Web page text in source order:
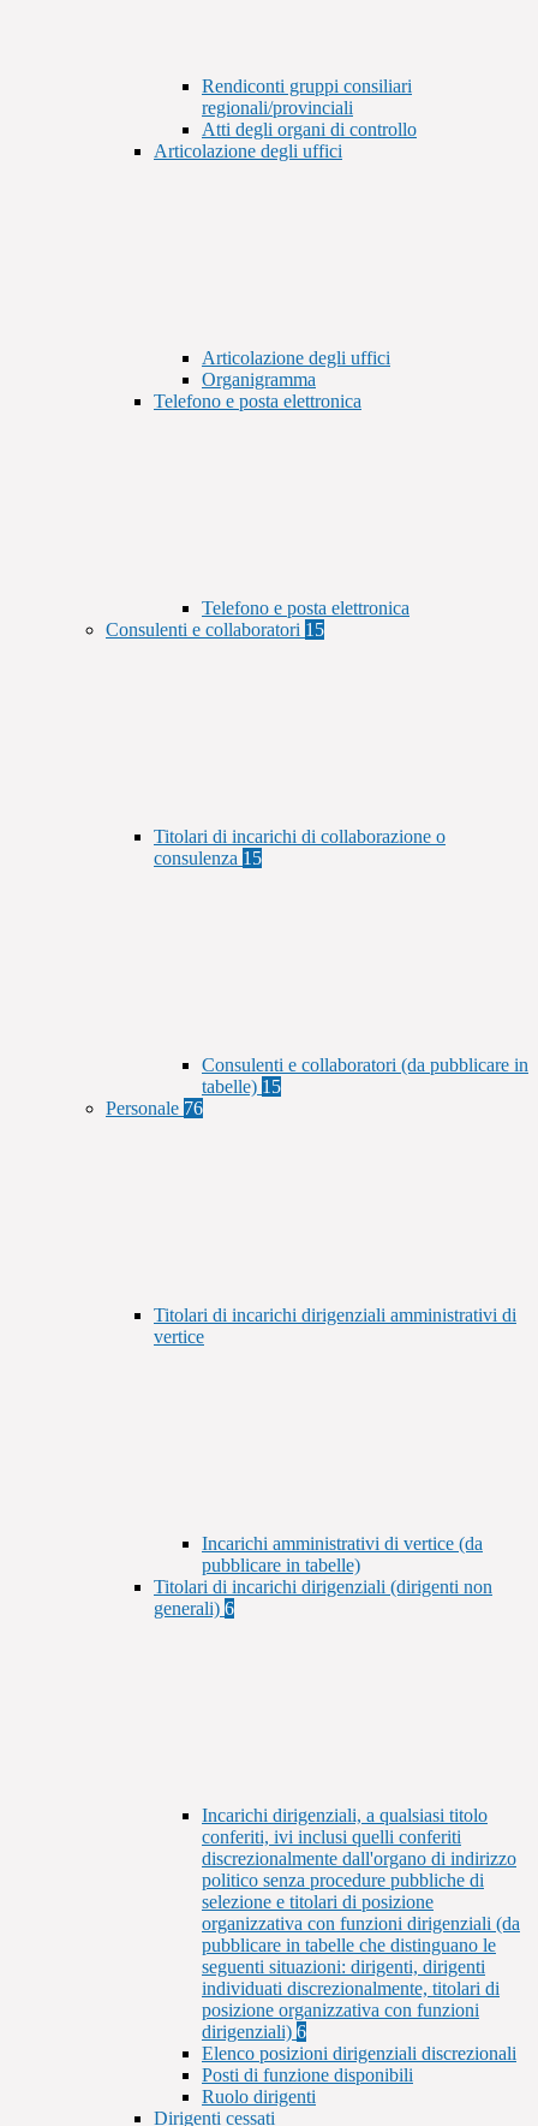
Rendiconti gruppi consiliari
regionali/provinciali
Atti degli organi di controllo
Articolazione degli uffici
Articolazione degli uffici
Organigramma
Telefono e posta elettronica
Telefono e posta elettronica
Consulenti e collaboratori 15
Titolari di incarichi di collaborazione o
consulenza 15
Consulenti e collaboratori (da pubblicare in
tabelle) 15
Personale 76
Titolari di incarichi dirigenziali amministrativi di
vertice
Incarichi amministrativi di vertice (da
pubblicare in tabelle)
Titolari di incarichi dirigenziali (dirigenti non
generali) 6
Incarichi dirigenziali, a qualsiasi titolo
conferiti, ivi inclusi quelli conferiti
discrezionalmente dall'organo di indirizzo
politico senza procedure pubbliche di
selezione e titolari di posizione
organizzativa con funzioni dirigenziali (da
pubblicare in tabelle che distinguano le
seguenti situazioni: dirigenti, dirigenti
individuati discrezionalmente, titolari di
posizione organizzativa con funzioni
dirigenziali) 6
Elenco posizioni dirigenziali discrezionali
Posti di funzione disponibili
Ruolo dirigenti
Dirigenti cessati